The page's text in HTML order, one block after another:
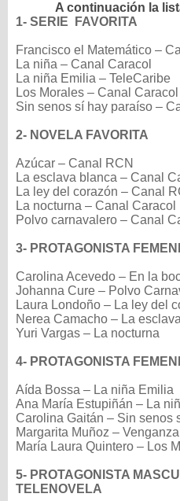
A continuación la
1- SERIE FAVORITA
Francisco el Matemático –
La niña – Canal Caracol
La niña Emilia – TeleCaribe
Los Morales – Canal Caracol
Sin senos sí hay paraíso –
2- NOVELA FAVORITA
Azúcar – Canal RCN
La esclava blanca – Canal
La ley del corazón – Canal
La nocturna – Canal Caracol
Polvo carnavalero – Canal
3- PROTAGONISTA
Carolina Acevedo – En la
Johanna Cure – Polvo
Laura Londoño – La ley del
Nerea Camacho – La
Yuri Vargas – La nocturna
4- PROTAGONISTA
Aída Bossa – La niña Emilia
Ana María Estupiñán – La
Carolina Gaitán – Sin senos
Margarita Muñoz – Venganza
María Laura Quintero – Los
5- PROTAGONISTA
TELENOVELA